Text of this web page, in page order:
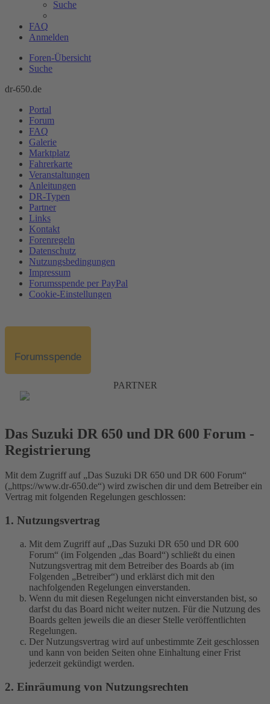
Suche
FAQ
Anmelden
Foren-Übersicht
Suche
dr-650.de
Portal
Forum
FAQ
Galerie
Marktplatz
Fahrerkarte
Veranstaltungen
Anleitungen
DR-Typen
Partner
Links
Kontakt
Forenregeln
Datenschutz
Nutzungsbedingungen
Impressum
Forumsspende per PayPal
Cookie-Einstellungen
Forumsspende
PARTNER
Das Suzuki DR 650 und DR 600 Forum -
Registrierung
Mit dem Zugriff auf „Das Suzuki DR 650 und DR 600 Forum“
(„https://www.dr-650.de“) wird zwischen dir und dem Betreiber ein
Vertrag mit folgenden Regelungen geschlossen:
1. Nutzungsvertrag
Mit dem Zugriff auf „Das Suzuki DR 650 und DR 600
Forum“ (im Folgenden „das Board“) schließt du einen
Nutzungsvertrag mit dem Betreiber des Boards ab (im
Folgenden „Betreiber“) und erklärst dich mit den
nachfolgenden Regelungen einverstanden.
Wenn du mit diesen Regelungen nicht einverstanden bist, so
darfst du das Board nicht weiter nutzen. Für die Nutzung des
Boards gelten jeweils die an dieser Stelle veröffentlichten
Regelungen.
Der Nutzungsvertrag wird auf unbestimmte Zeit geschlossen
und kann von beiden Seiten ohne Einhaltung einer Frist
jederzeit gekündigt werden.
2. Einräumung von Nutzungsrechten